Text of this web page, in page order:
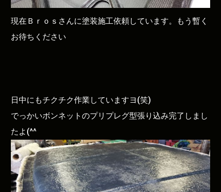
現在Ｂｒｏｓさんに塗装施工依頼しています。もう暫く
お待ちください
日中にもチクチク作業していますヨ(笑)
でっかいボンネットのプリプレグ型張り込み完了しまし
たよ(^^